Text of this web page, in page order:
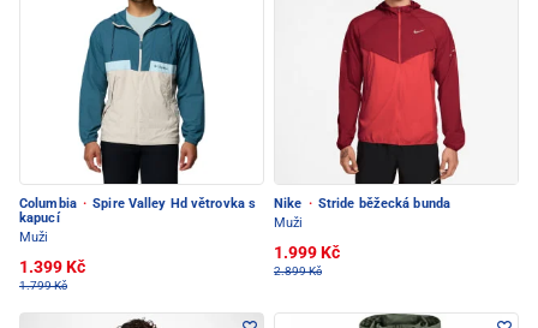
Columbia · Spire Valley Hd větrovka s
kapucí
Muži
1.399 Kč
1.799 Kč
Nike · Stride běžecká bunda
Muži
1.999 Kč
2.899 Kč